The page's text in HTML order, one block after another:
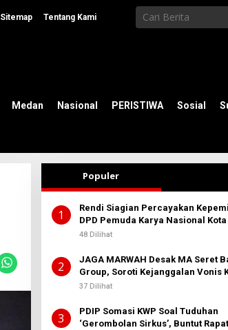
Sitemap Tentang Kami
Medan Nasional PERISTIWA Sosial
Populer
1
Rendi Siagian Percayakan
DPD Pemuda Karya Nasional
kepada Josef Sembiring
48 Dilihat
2
JAGA MARWAH Desak MA Seret
Group, Soroti Kejanggalan Vonis
37 Dilihat
3
PDIP Somasi KWP Soal Tuduhan
‘Gerombolan Sirkus’, Buntut